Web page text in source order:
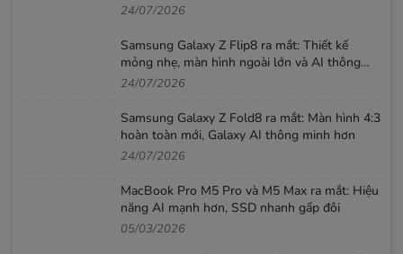
52,99 triệu đồng
24/07/2026
Samsung Galaxy Z Flip8 ra mắt: Thiết kế
mỏng nhẹ, màn hình ngoài lớn và AI thông
minh hơn
24/07/2026
Samsung Galaxy Z Fold8 ra mắt: Màn hình 4:3
hoàn toàn mới, Galaxy AI thông minh hơn
24/07/2026
MacBook Pro M5 Pro và M5 Max ra mắt: Hiệu
năng AI mạnh hơn, SSD nhanh gấp đôi
05/03/2026